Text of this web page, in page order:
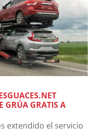
GRÚA GRATIS A
extendido el servicio